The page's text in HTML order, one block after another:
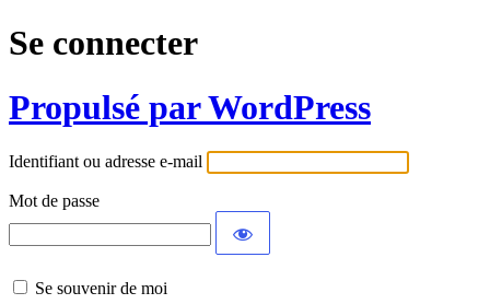
Se connecter
Propulsé par WordPress
Identifiant ou adresse e-mail
Mot de passe
Se souvenir de moi